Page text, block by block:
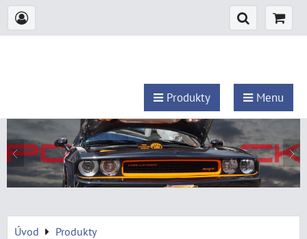
Produkty Menu
Úvod Produkty